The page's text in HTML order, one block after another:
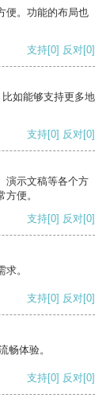
便。功能的布局也
支持[0] 反对[0]
如能够支持更多地
支持[0] 反对[0]
演示文稿等各个方
便。
支持[0] 反对[0]
。
支持[0] 反对[0]
畅体验。
支持[0] 反对[0]